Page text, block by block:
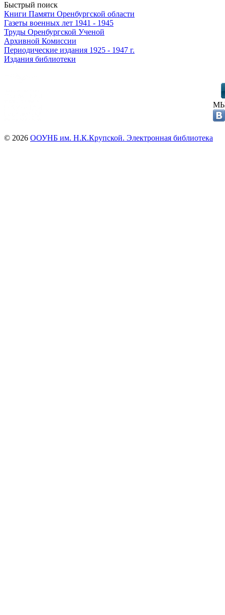
Быстрый поиск
Книги Памяти Оренбургской области
Газеты военных лет 1941 - 1945
Труды Оренбургской Ученой
Архивной Комиссии
Периодические издания 1925 - 1947 г.
Издания библиотеки
© 2026 ООУНБ им. Н.К.Крупской. Электронная библиотека